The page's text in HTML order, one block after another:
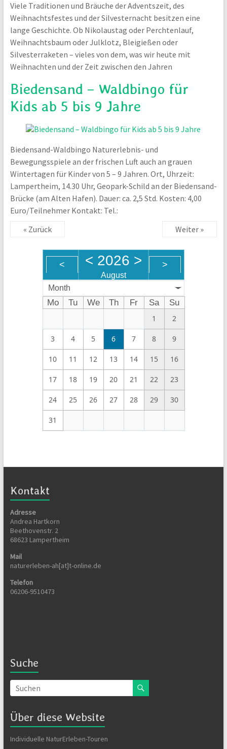
Viele Traditionen und Bräuche der Adventszeit, des
Weihnachtsfestes und der Silvesternacht besitzen eine
lange Geschichte. Ob Nikolaustag oder Perchtenlauf,
Weihnachtsbaum oder Julklotz, Bleigießen oder
Silvesterraketen – vieles von dem, was wir heute mit
Weihnachten und der Zeit zwischen den Jahren
Biedensand – Waldbingo für
Kids ab 5 bis 9 Jahre
Biedensand-Waldbingo Naturerlebnis- und
Bewegungsspiele an der frischen Luft auch an grauen
Wintertagen für Kinder von 5 – 9 Jahren. Ort, Uhrzeit:
Lampertheim, 14.30 Uhr, Geopark-Schild an der Biedensand-
Brücke (am Alten Hafen). Dauer: ca. 2,5 Std. Kosten: 4,00
Euro/Teilnehmer Kontakt: Tel.:
« Zurück
Weiter »
< < 2026 >
August
>
Month
Mo Tu We Th Fr Sa
Su
1
2
3 4 5 6 7 8 9
10 11 12 13 14 15 16
17 18 19 20 21 22 23
24 25 26 27 28 29 30
31
Kontakt
Adresse
Andrea Hartkorn
Beethovenstr. 2
68623 Lampertheim
Mail
naturerleben-ah[at]t-online.de
Telefon
06206-9510473
Suche
Über diese Website
Individuelle NaturErleben-Touren